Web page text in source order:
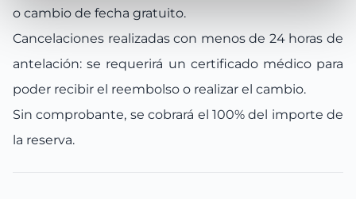
o cambio de fecha gratuito.
Cancelaciones realizadas con menos de 24 horas de
antelación: se requerirá un certificado médico para
poder recibir el reembolso o realizar el cambio.
Sin comprobante, se cobrará el 100% del importe de
la reserva.